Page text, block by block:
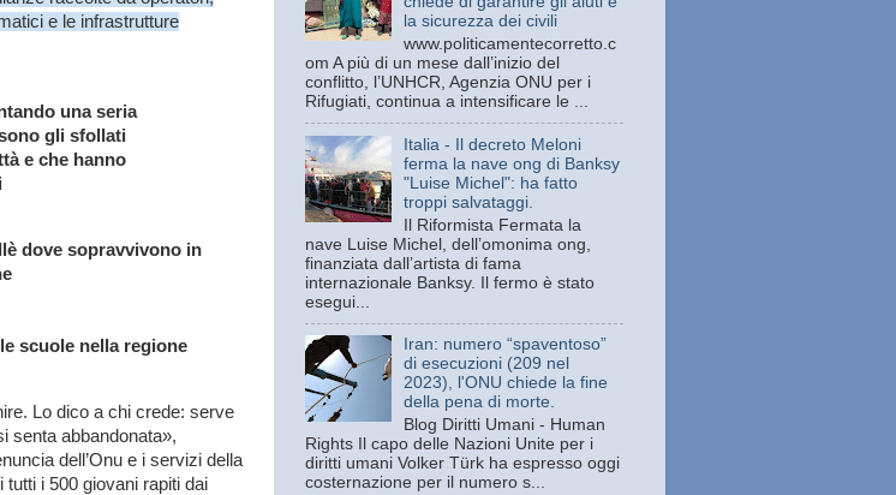
e le infrastrutture
una seria
gli sfollati
e che hanno
dove sopravvivono in
scuole nella regione
Lo dico a chi crede: serve
senta abbandonata»,
dell’Onu e i servizi della
i 500 giovani rapiti dai
la sicurezza dei civili
www.politicamentecorretto.c
om A più di un mese dall’inizio del
conflitto, l’UNHCR, Agenzia ONU per i
Rifugiati, continua a intensificare le ...
Italia - Il decreto Meloni
ferma la nave ong di Banksy
"Luise Michel": ha fatto
troppi salvataggi.
Il Riformista Fermata la
nave Luise Michel, dell’omonima ong,
finanziata dall’artista di fama
internazionale Banksy. Il fermo è stato
esegui...
Iran: numero “spaventoso”
di esecuzioni (209 nel
2023), l'ONU chiede la fine
della pena di morte.
Blog Diritti Umani - Human
Rights Il capo delle Nazioni Unite per i
diritti umani Volker Türk ha espresso oggi
costernazione per il numero s...